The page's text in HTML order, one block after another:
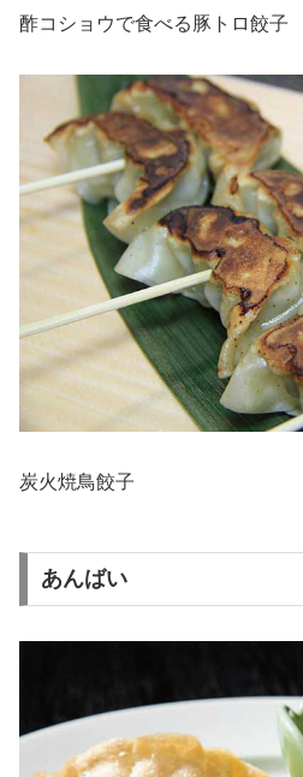
酢コショウで食べる豚トロ餃子
炭火焼鳥餃子
あんばい